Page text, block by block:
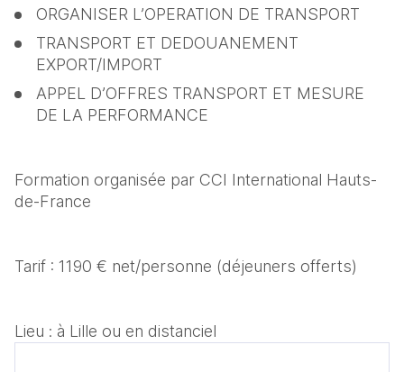
ORGANISER L’OPERATION DE TRANSPORT
TRANSPORT ET DEDOUANEMENT
EXPORT/IMPORT
APPEL D’OFFRES TRANSPORT ET MESURE
DE LA PERFORMANCE
Formation organisée par CCI International Hauts-
de-France
Tarif : 1190 € net/personne (déjeuners offerts)
Lieu : à Lille ou en distanciel